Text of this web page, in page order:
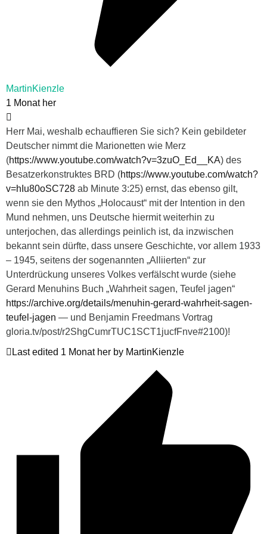
MartinKienzle
1 Monat her
Herr Mai, weshalb echauffieren Sie sich? Kein gebildeter
Deutscher nimmt die Marionetten wie Merz
(https://www.youtube.com/watch?v=3zuO_Ed__KA) des
Besatzerkonstruktes BRD (https://www.youtube.com/watch?
v=hIu80oSC728 ab Minute 3:25) ernst, das ebenso gilt,
wenn sie den Mythos „Holocaust“ mit der Intention in den
Mund nehmen, uns Deutsche hiermit weiterhin zu
unterjochen, das allerdings peinlich ist, da inzwischen
bekannt sein dürfte, dass unsere Geschichte, vor allem 1933
– 1945, seitens der sogenannten „Alliierten“ zur
Unterdrückung unseres Volkes verfälscht wurde (siehe
Gerard Menuhins Buch „Wahrheit sagen, Teufel jagen“
https://archive.org/details/menuhin-gerard-wahrheit-sagen-
teufel-jagen — und Benjamin Freedmans Vortrag
gloria.tv/post/r2ShgCumrTUC1SCT1jucfFnve#2100)!
Last edited 1 Monat her by MartinKienzle